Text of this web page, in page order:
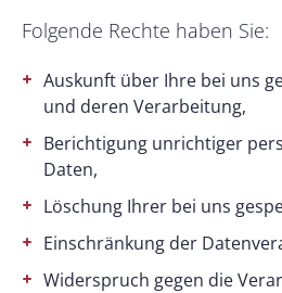
Folgende Rechte haben Sie:
Auskunft über Ihre bei uns
und deren Verarbeitung,
Berichtigung unrichtiger
Daten,
Löschung Ihrer bei uns
Einschränkung der
Widerspruch gegen die